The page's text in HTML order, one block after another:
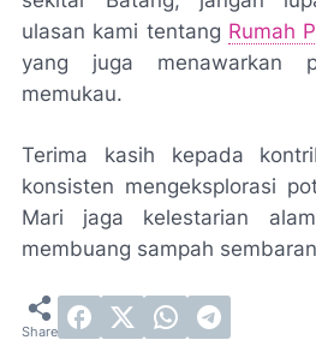
ulasan kami tentang Rumah
yang juga menawarkan
memukau.
Terima kasih kepada
konsisten mengeksplorasi
Mari jaga kelestarian
membuang sampah